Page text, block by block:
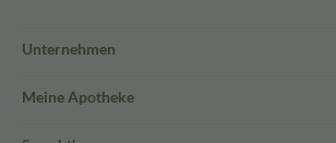
Unternehmen
Meine Apotheke